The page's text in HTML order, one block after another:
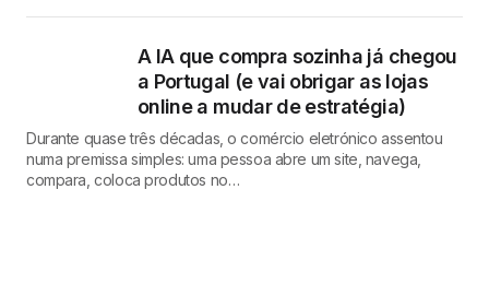
A IA que compra sozinha já chegou
a Portugal (e vai obrigar as lojas
online a mudar de estratégia)
Durante quase três décadas, o comércio eletrónico assentou
numa premissa simples: uma pessoa abre um site, navega,
compara, coloca produtos no…